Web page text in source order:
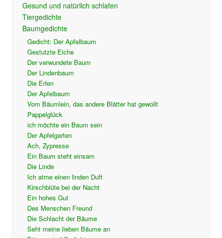
Gesund und natürlich schlafen
Tiergedichte
Baumgedichte
Gedicht: Der Apfelbaum
Gestutzte Eiche
Der verwundete Baum
Der Lindenbaum
Die Erlen
Der Apfelbaum
Vom Bäumlein, das andere Blätter hat gewollt
Pappelglück
ich möchte ein Baum sein
Der Apfelgarten
Ach, Zypresse
Ein Baum steht einsam
Die Linde
Ich atme einen linden Duft
Kirschblüte bei der Nacht
Ein hohes Gut
Des Menschen Freund
Die Schlacht der Bäume
Seht meine lieben Bäume an